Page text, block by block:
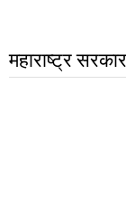
महाराष्ट्र